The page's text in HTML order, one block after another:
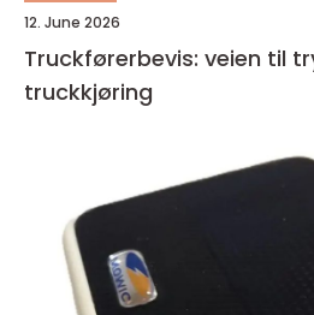
12. June 2026
Truckførerbevis: veien til
truckkjøring